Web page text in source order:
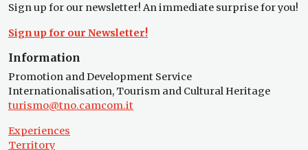
Sign up for our newsletter! An immediate surprise for you!
Sign up for our Newsletter!
Information
Promotion and Development Service
Internationalisation, Tourism and Cultural Heritage
turismo@tno.camcom.it
Experiences
Territory